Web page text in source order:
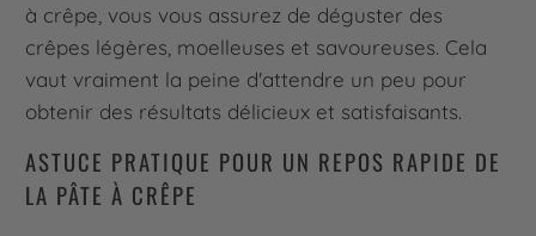
à crêpe, vous vous assurez de déguster des
crêpes légères, moelleuses et savoureuses. Cela
vaut vraiment la peine d'attendre un peu pour
obtenir des résultats délicieux et satisfaisants.
ASTUCE PRATIQUE POUR UN REPOS RAPIDE DE
LA PÂTE À CRÊPE